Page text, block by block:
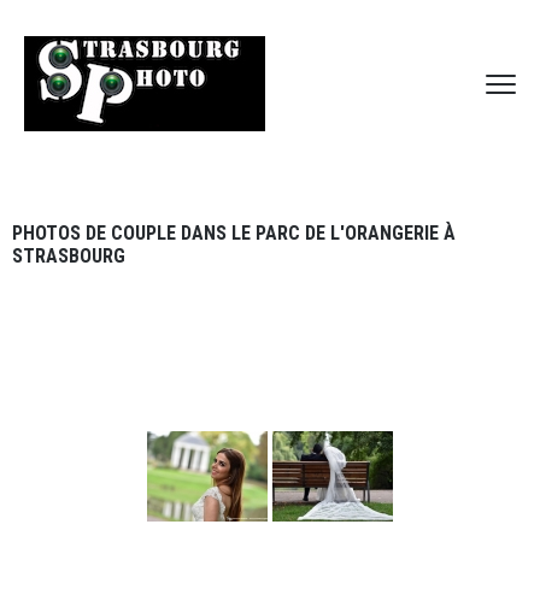
PHOTOS DE COUPLE DANS LE PARC DE L'ORANGERIE À
STRASBOURG